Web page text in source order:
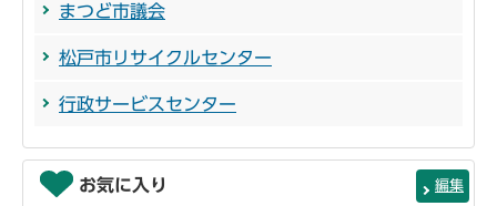
まつど市議会
松戸市リサイクルセンター
行政サービスセンター
お気に入り 編集